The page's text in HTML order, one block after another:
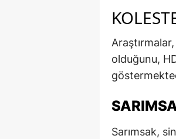
olduğunu,
Sarımsak,